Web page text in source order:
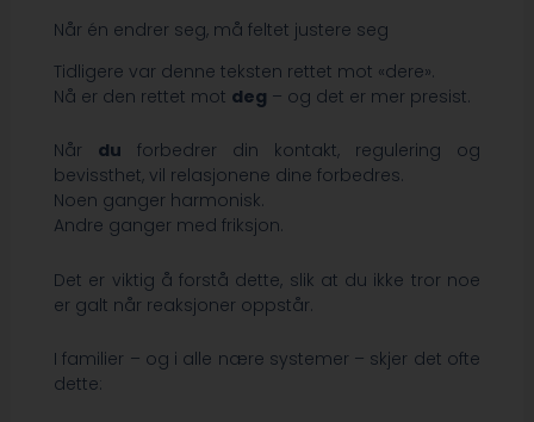
Når én endrer seg, må feltet justere seg
Tidligere var denne teksten rettet mot «dere».
Nå er den rettet mot deg – og det er mer presist.
Når du forbedrer din kontakt, regulering og
bevissthet, vil relasjonene dine forbedres.
Noen ganger harmonisk.
Andre ganger med friksjon.
Det er viktig å forstå dette, slik at du ikke tror noe
er galt når reaksjoner oppstår.
I familier – og i alle nære systemer – skjer det ofte
dette: